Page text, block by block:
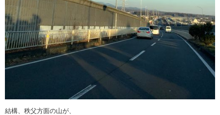
結構、秩父方面の山が、